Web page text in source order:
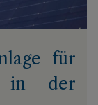
für
in der